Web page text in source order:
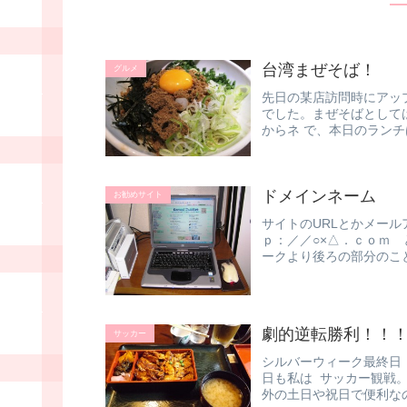
グルメ 台湾まぜそば！
先日の某店訪問時にア
でした。まぜそばとし
からネ で、本日のラン
お勧めサイト ドメインネーム
サイトのURLとかメール
ｐ：／／○×△．ｃｏｍ
ークより後ろの部分の
サッカー 劇的逆転勝利！！
シルバーウィーク最終
日も私は サッカー観戦
外の土日や祝日で便利な